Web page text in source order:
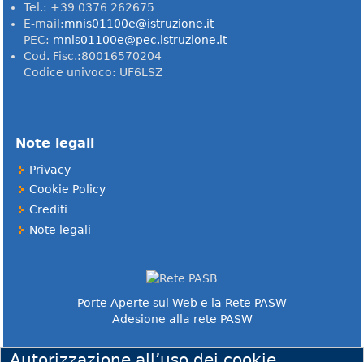
Tel.: +39 0376 262675
E-mail:mnis01100e@istruzione.it
PEC: mnis01100e@pec.istruzione.it
Cod. Fisc.:80016570204
Codice univoco: UF6LSZ
Note legali
Privacy
Cookie Policy
Crediti
Note legali
Porte Aperte sul Web e la Rete PASW
Adesione alla rete PASW